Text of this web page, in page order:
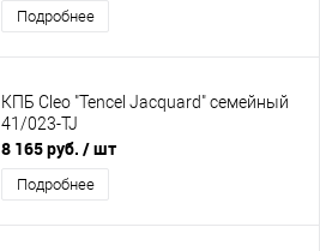
Подробнее
КПБ Cleo "Tencel Jacquard" семейный
41/023-TJ
8 165 руб. / шт
Подробнее